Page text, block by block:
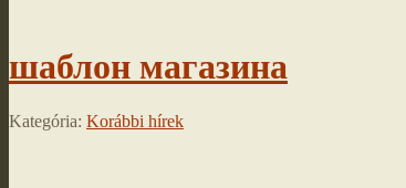
шаблон магазина
Kategória: Korábbi hírek